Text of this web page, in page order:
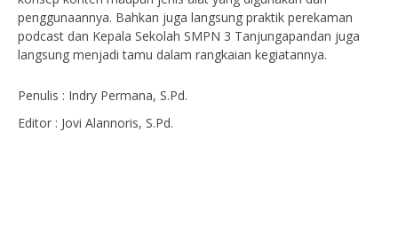
penggunaannya. Bahkan juga langsung praktik perekaman
podcast dan Kepala Sekolah SMPN 3 Tanjungapandan juga
langsung menjadi tamu dalam rangkaian kegiatannya.
Penulis : Indry Permana, S.Pd.
Editor : Jovi Alannoris, S.Pd.